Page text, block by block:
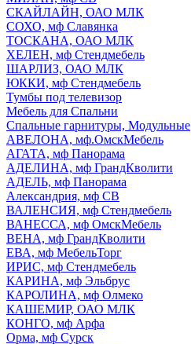
СКАЙЛАЙН, ОАО МЛК
СОХО, мф Славянка
ТОСКАНА, ОАО МЛК
ХЕЛЕН, мф Стендмебель
ШАРЛИЗ, ОАО МЛК
ЮККИ, мф Стендмебель
Тумбы под телевизор
Мебель для Спальни
Спальные гарнитуры, Модульные
АВЕЛОНА, мф.ОмскМебель
АГАТА, мф Панорама
АДЕЛИНА, мф ГрандКволити
АДЕЛЬ, мф Панорама
Александрия, мф СВ
ВАЛЕНСИЯ, мф Стендмебель
ВАНЕССА, мф ОмскМебель
ВЕНА, мф ГрандКволити
ЕВА, мф МебельТорг
ИРИС, мф Стендмебель
КАРИНА, мф Эльбрус
КАРОЛИНА, мф Олмеко
КАШЕМИР, ОАО МЛК
КОНГО, мф Арфа
Орма, мф Сурск